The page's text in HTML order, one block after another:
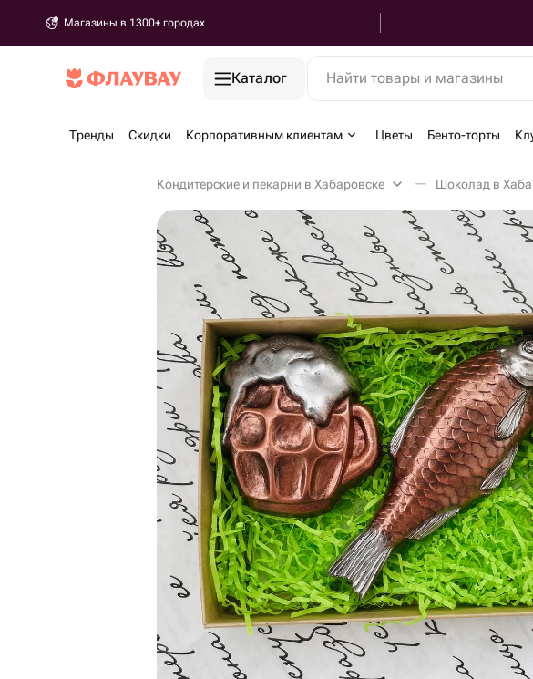
Магазины в 1300+ городах
Каталог Найти товары и магазины
Тренды Скидки Корпоративным клиентам Цветы Бенто-торты
Кондитерские и пекарни в Хабаровске Шоколад в